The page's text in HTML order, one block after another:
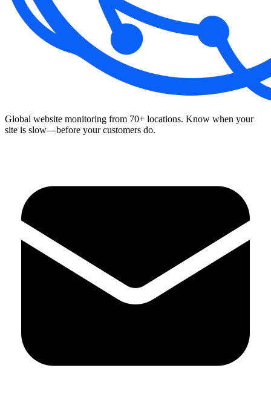
Global website monitoring from 70+ locations. Know when your
site is slow—before your customers do.